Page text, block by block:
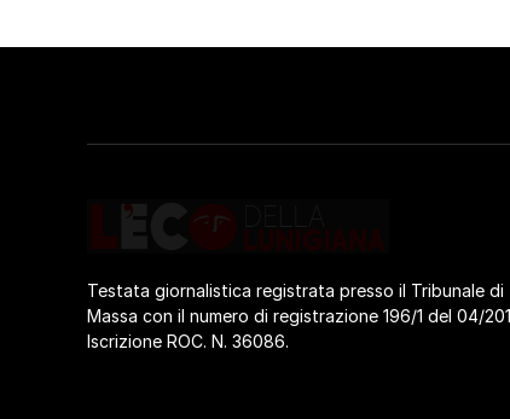
Testata giornalistica registrata presso il Tribunale di
Massa con il numero di registrazione 196/1 del 04/
Iscrizione ROC. N. 36086.